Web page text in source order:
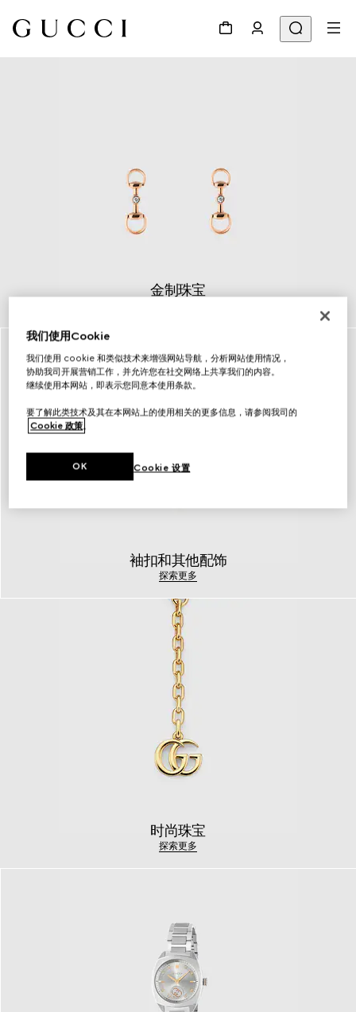
金制珠宝
袖扣和其他配饰
探索更多
时尚珠宝
探索更多
我们使用Cookie
我们使用 cookie 和类似技术来增强网站导航，分析网站使用情况，
协助我司开展营销工作，并允许您在社交网络上共享我们的内容。
继续使用本网站，即表示您同意本使用条款。
要了解此类技术及其在本网站上的使用相关的更多信息，请参阅我司的
Cookie 政策。
Cookie 设置
OK